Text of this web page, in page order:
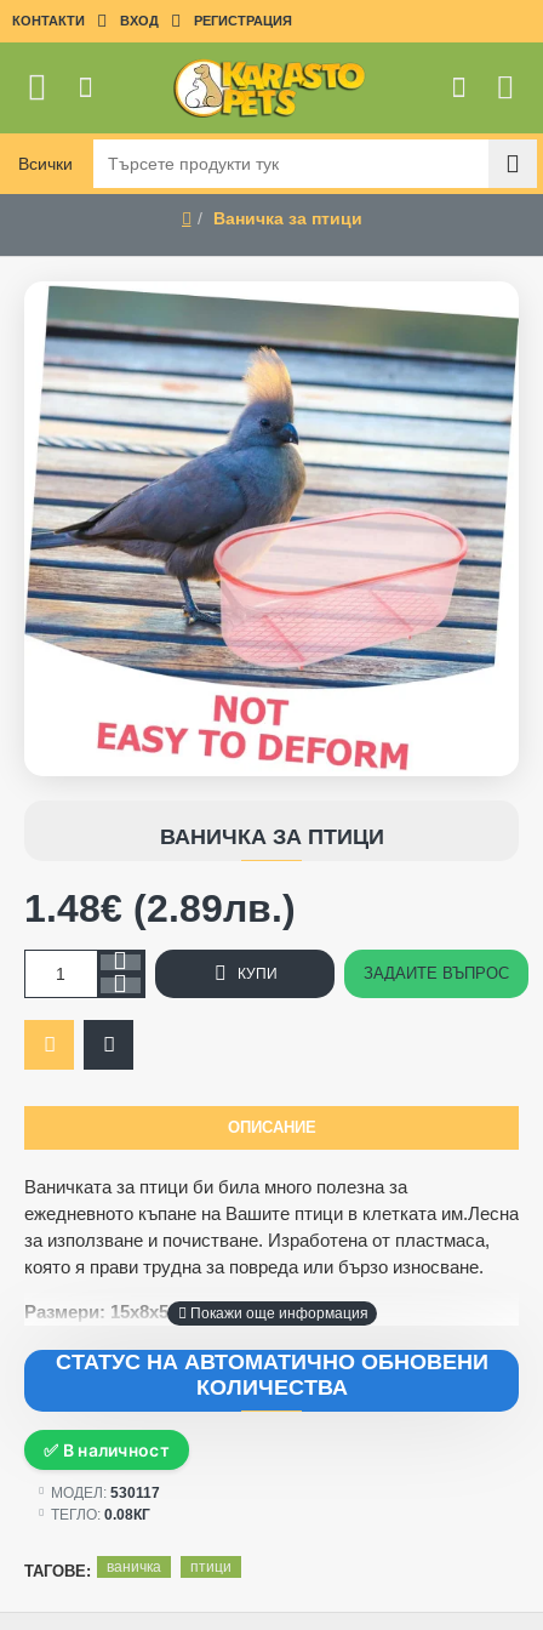
КОНТАКТИ ВХОД РЕГИСТРАЦИЯ
Всички
Търсете
продукти
Ваничка за птици
ВАНИЧКА ЗА ПТИЦИ
ОПИСАНИЕ
Ваничката за птици би била много полезна за
ежедневното къпане на Вашите птици в клетката им.Лесна
за използване и почистване. Изработена от пластмаса,
която я прави трудна за повреда или бързо износване.
Размери: 15х8х5 см
СТАТУС НА АВТОМАТИЧНО ОБНОВЕНИ
КОЛИЧЕСТВА
✅ В наличност
МОДЕЛ: 530117
ТЕГЛО: 0.08КГ
1.48€ (2.89лв.)
КУПИ ЗАДАЙТЕ ВЪПРОС
ТАГОВЕ: ваничка птици